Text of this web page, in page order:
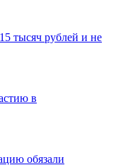
тысяч рублей и не
в
обязали